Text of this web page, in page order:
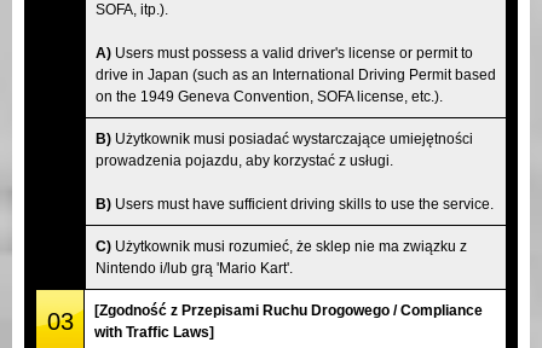
SOFA, itp.).
A) Users must possess a valid driver's license or permit to
drive in Japan (such as an International Driving Permit based
on the 1949 Geneva Convention, SOFA license, etc.).
B) Użytkownik musi posiadać wystarczające umiejętności
prowadzenia pojazdu, aby korzystać z usługi.
B) Users must have sufficient driving skills to use the service.
C) Użytkownik musi rozumieć, że sklep nie ma związku z
Nintendo i/lub grą 'Mario Kart'.
03
[Zgodność z Przepisami Ruchu Drogowego / Compliance
with Traffic Laws]